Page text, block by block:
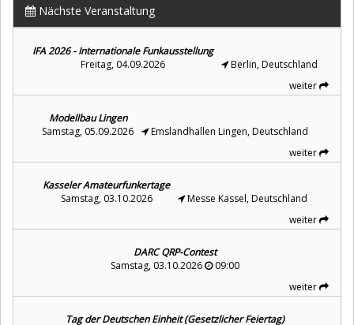
Nächste Veranstaltung
IFA 2026 - Internationale Funkausstellung
Freitag, 04.09.2026
Berlin, Deutschland
weiter
Modellbau Lingen
Samstag, 05.09.2026
Emslandhallen Lingen, Deutschland
weiter
Kasseler Amateurfunkertage
Samstag, 03.10.2026
Messe Kassel, Deutschland
weiter
DARC QRP-Contest
Samstag, 03.10.2026
09:00
weiter
Tag der Deutschen Einheit (Gesetzlicher Feiertag)